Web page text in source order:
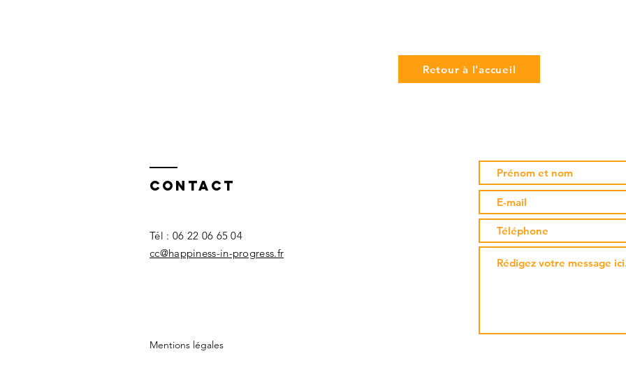
Retour à l'accueil
Contact
Tél : 06 22 06 65 04
cc@happiness-in-progress.fr
Mentions légales